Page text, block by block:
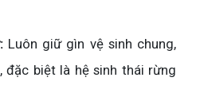
Luôn giữ gìn vệ sinh chung,
đặc biệt là hệ sinh thái rừng